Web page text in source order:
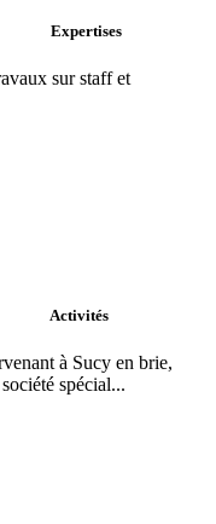
Expertises
sur staff et
Activités
à Sucy en brie,
spécial...